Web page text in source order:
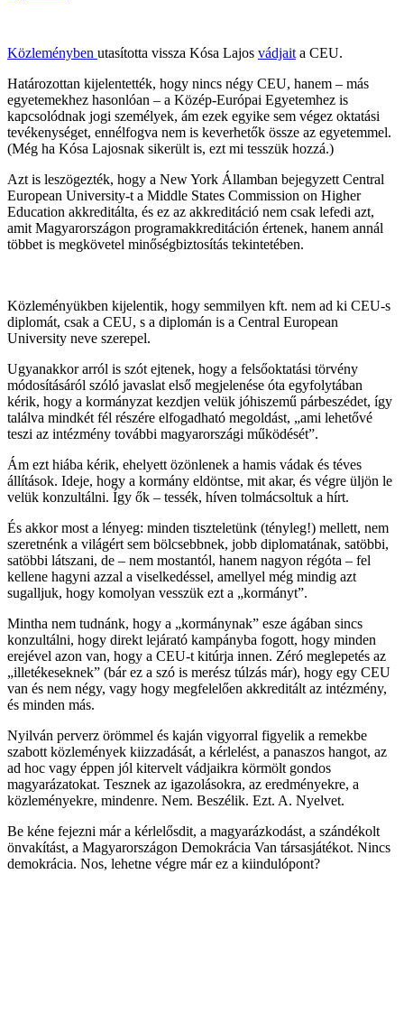
Közleményben utasította vissza Kósa Lajos vádjait a CEU.
Határozottan kijelentették, hogy nincs négy CEU, hanem – más
egyetemekhez hasonlóan – a Közép-Európai Egyetemhez is
kapcsolódnak jogi személyek, ám ezek egyike sem végez oktatási
tevékenységet, ennélfogva nem is keverhetők össze az egyetemmel.
(Még ha Kósa Lajosnak sikerült is, ezt mi tesszük hozzá.)
Azt is leszögezték, hogy a New York Államban bejegyzett Central
European University-t a Middle States Commission on Higher
Education akkreditálta, és ez az akkreditáció nem csak lefedi azt,
amit Magyarországon programakkreditáción értenek, hanem annál
többet is megkövetel minőségbiztosítás tekintetében.
Közleményükben kijelentik, hogy semmilyen kft. nem ad ki CEU-s
diplomát, csak a CEU, s a diplomán is a Central European
University neve szerepel.
Ugyanakkor arról is szót ejtenek, hogy a felsőoktatási törvény
módosításáról szóló javaslat első megjelenése óta egyfolytában
kérik, hogy a kormányzat kezdjen velük jóhiszemű párbeszédet, így
találva mindkét fél részére elfogadható megoldást, „ami lehetővé
teszi az intézmény további magyarországi működését”.
Ám ezt hiába kérik, ehelyett özönlenek a hamis vádak és téves
állítások. Ideje, hogy a kormány eldöntse, mit akar, és végre üljön le
velük konzultálni. Így ők – tessék, híven tolmácsoltuk a hírt.
És akkor most a lényeg: minden tiszteletünk (tényleg!) mellett, nem
szeretnénk a világért sem bölcsebbnek, jobb diplomatának, satöbbi,
satöbbi látszani, de – nem mostantól, hanem nagyon régóta – fel
kellene hagyni azzal a viselkedéssel, amellyel még mindig azt
sugalljuk, hogy komolyan vesszük ezt a „kormányt”.
Mintha nem tudnánk, hogy a „kormánynak” esze ágában sincs
konzultálni, hogy direkt lejárató kampányba fogott, hogy minden
erejével azon van, hogy a CEU-t kitúrja innen. Zéró meglepetés az
„illetékeseknek” (bár ez a szó is merész túlzás már), hogy egy CEU
van és nem négy, vagy hogy megfelelően akkreditált az intézmény,
és minden más.
Nyilván perverz örömmel és kaján vigyorral figyelik a remekbe
szabott közlemények kiizzadását, a kérlelést, a panaszos hangot, az
ad hoc vagy éppen jól kitervelt vádjaikra körmölt gondos
magyarázatokat. Tesznek az igazolásokra, az eredményekre, a
közleményekre, mindenre. Nem. Beszélik. Ezt. A. Nyelvet.
Be kéne fejezni már a kérlelősdit, a magyarázkodást, a szándékolt
önvakítást, a Magyarországon Demokrácia Van társasjátékot. Nincs
demokrácia. Nos, lehetne végre már ez a kiindulópont?